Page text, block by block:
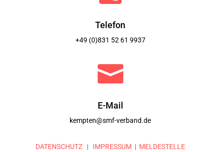
Telefon
+49 (0)831 52 61 9937

E-Mail
kempten@smf-verband.de
DATENSCHUTZ | IMPRESSUM | MELDESTELLE